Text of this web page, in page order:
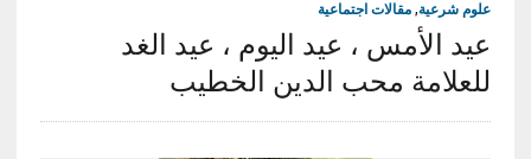
علوم شرعية, مقالات اجتماعية
عيد الأمس ، عيد اليوم ، عيد الغد
للعلامة محب الدين الخطيب